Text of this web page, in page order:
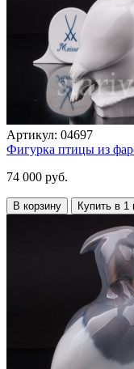
Артикул: 04697
Фигурка птицы из
74 000 руб.
В корзину Купить в 1